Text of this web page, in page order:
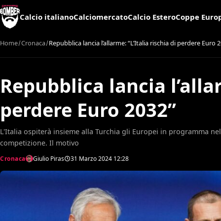
Calcio italianoCalciomercatoCalcio EsteroCoppe
Home Cronaca Repubblica lancia l’allarme: “L’Italia rischia di perdere Euro
Repubblica lancia
perdere Euro 2032”
L'Italia ospiterà insieme alla Turchia gli Europei in programma
competizione. Il motivo
Cronaca Giulio Piras 31 Marzo 2024 12:28